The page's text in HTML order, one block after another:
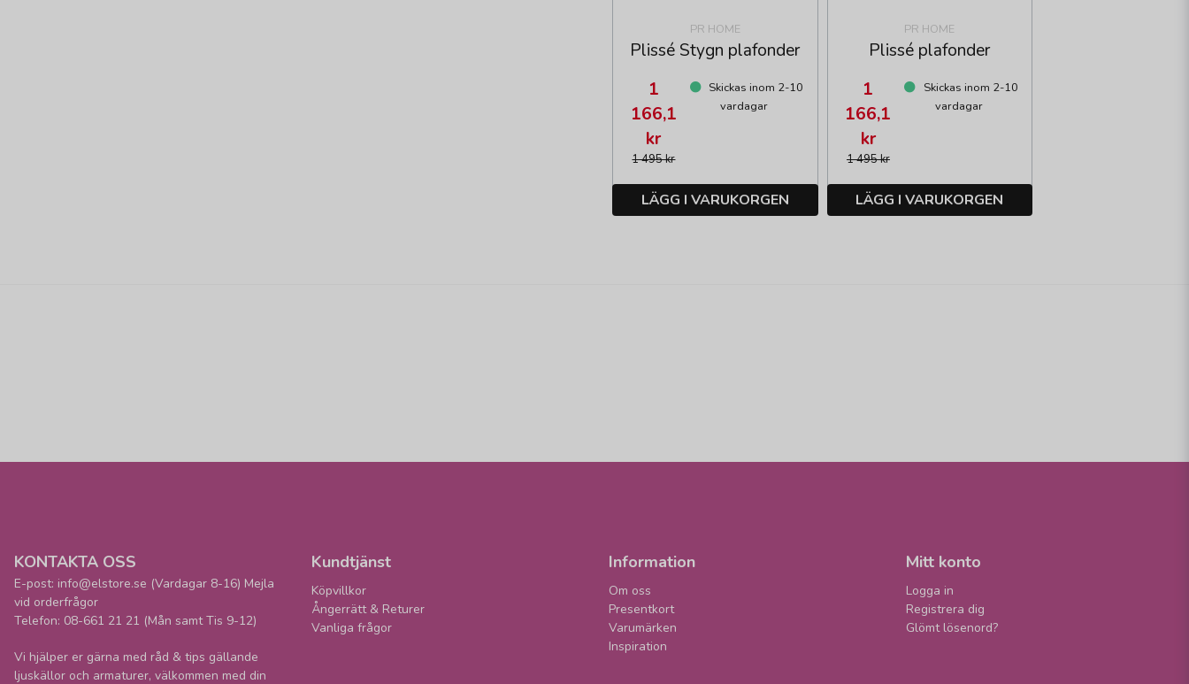
PR HOME
Plissé Stygn plafonder
1 495 kr
1
166,1
kr
Skickas inom 2-10
vardagar
LÄGG I VARUKORGEN
PR HOME
Plissé plafonder
1 495 kr
1
166,1
kr
Skickas inom 2-10
vardagar
LÄGG I VARUKORGEN
KONTAKTA OSS
E-post: info@elstore.se (Vardagar 8-16) Mejla
vid orderfrågor
Telefon: 08-661 21 21 (Mån samt Tis 9-12)
Vi hjälper er gärna med råd & tips gällande
ljuskällor och armaturer, välkommen med din
Kundtjänst
Köpvillkor
Ångerrätt & Returer
Vanliga frågor
Information
Om oss
Presentkort
Varumärken
Inspiration
Mitt konto
Logga in
Registrera dig
Glömt lösenord?